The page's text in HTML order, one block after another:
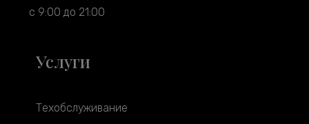
с 9:00 до 21:00
Услуги
Техобслуживание